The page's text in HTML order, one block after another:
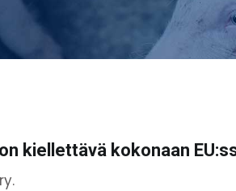
kiellettävä kokonaan